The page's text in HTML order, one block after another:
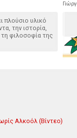
πλούσιο υλικό
την ιστορία,
τη φιλοσοφία της
Αλκοόλ (Βίντεο)